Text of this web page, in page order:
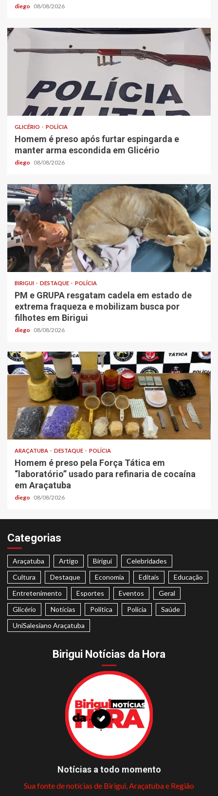
diego 08/08/2026
GLICÉRIO POLÍCIA
Homem é preso após furtar espingarda e
manter arma escondida em Glicério
diego 08/08/2026
BIRIGUI DESTAQUE POLÍCIA
PM e GRUPA resgatam cadela em estado de
extrema fraqueza e mobilizam busca por
filhotes em Birigui
diego 08/08/2026
ARAÇATUBA DESTAQUE POLÍCIA
Homem é preso pela Força Tática em
“laboratório” usado para refinaria de cocaína
em Araçatuba
diego 08/08/2026
Categorias
Araçatuba Artigo Birigui
Celebridades
Cultura
Destaque Economia Editais
Educação
Entretenimento
Esportes Eventos
Geral
Glicério
Notícias Politica Polícia
Saúde
UniSalesiano Araçatuba
Birigui Notícias da Hora
Notícias a todo momento
Sua fonte de notícias de Birigui, Araçatuba e Região